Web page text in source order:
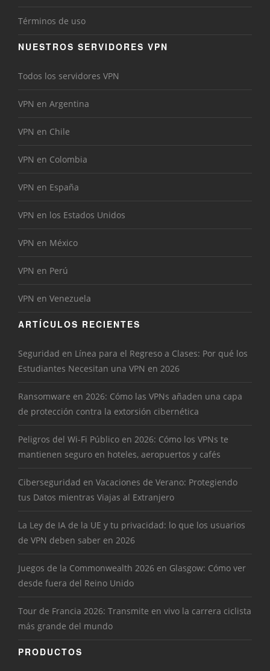
Términos de uso
NUESTROS SERVIDORES VPN
Todos los servidores VPN
VPN en Argentina
VPN en Chile
VPN en Colombia
VPN en España
VPN en los Estados Unidos
VPN en México
VPN en Perú
VPN en Venezuela
ARTÍCULOS RECIENTES
Seguridad en Línea para el Regreso a Clases: Por qué los
Estudiantes Necesitan una VPN en 2026
Ransomware en 2026: Cómo las VPNs añaden una capa
de protección contra la extorsión cibernética
Peligros del Wi-Fi Público en 2026: Cómo los VPNs te
mantienen seguro en hoteles, aeropuertos y cafés
Ciberseguridad en Vacaciones de Verano: Protegiendo
tus Datos mientras Viajas al Extranjero
La Ley de IA de la UE y tu privacidad: lo que los usuarios
de VPN deben saber en 2026
Juegos de la Commonwealth 2026 en Glasgow: Cómo ver
desde fuera del Reino Unido
Tour de Francia 2026: Transmite en vivo la carrera ciclista
más grande del mundo
PRODUCTOS